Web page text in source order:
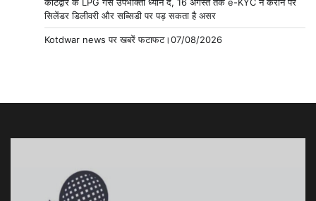
कोटद्वार के LPG गैस उपभोक्ता ध्यान दें, 16 अगस्त तक e-KYC न कराने पर
सिलेंडर डिलीवरी और सब्सिडी पर पड़ सकता है असर
Kotdwar news पर खबरें फटाफट।07/08/2026